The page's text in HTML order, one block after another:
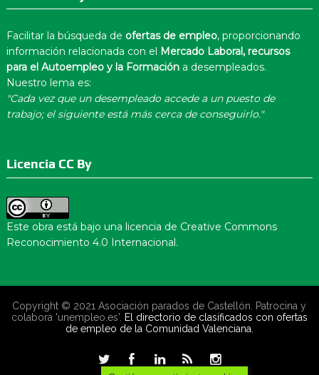
Facilitar la búsqueda de ofertas de empleo, proporcionando
información relacionada con el Mercado Laboral, recursos
para el Autoempleo y la Formacióna desempleados.
Nuestro lema es:
"Cada vez que un desempleado accede a un puesto de
trabajo; el siguiente está más cerca de conseguirlo."
Licencia CC By
Este obra está bajo una licencia de Creative Commons
Reconocimiento 4.0 Internacional.
Copyright © 2021 Asociación parados de Castellón. Patrocina y
colabora 'unempleo.es'. El directorio de clasificados con ofertas
de empleo de la Comunidad Valenciana.